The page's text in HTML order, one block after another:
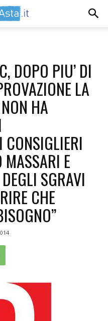
DOPO PIU’ DI
LA
HA
CONSIGLIERI
E
SGRAVI
CHE